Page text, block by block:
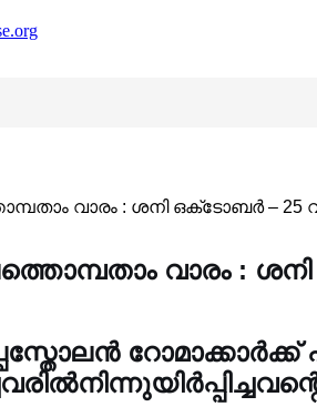
വാരം : ശനി ഒക്‌ടോബർ –
വാരം :
റോമാക്കാർക്ക്